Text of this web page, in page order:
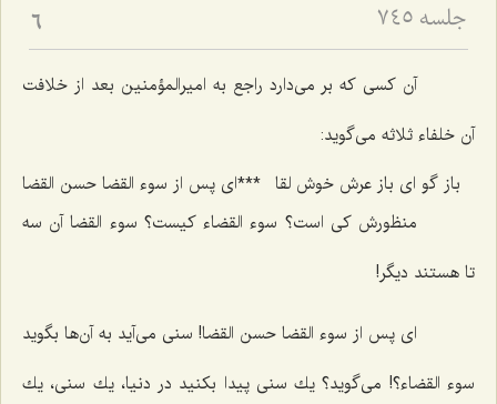
جلسه ۷۴۵ 6
آن كسی كه بر می‌دارد راجع به امیرالمؤمنین بعد از خلافت
آن خلفاء ثلاثه می‌گوید:
باز گو ای باز عرش خوش لقا ***ای پس از سوء القضا حسن القضا
منظورش كی است؟ سوء القضاء كیست؟ سوء القضا آن سه
تا هستند دیگر!
ای پس از سوء القضا حسن القضا! سنی می‌آید به آن‌ها بگوید
سوء القضاء؟! می‌گوید؟ یك سنی پیدا بكنید در دنیا، یك سنی، یك